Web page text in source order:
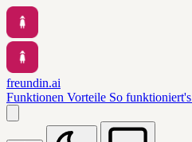
freundin.ai
Funktionen Vorteile So funktioniert's